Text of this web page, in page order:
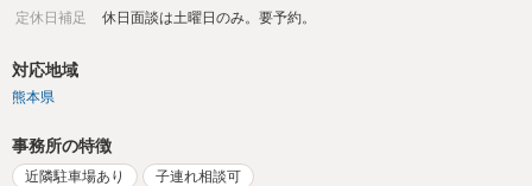
定休日補足
休日面談は土曜日のみ。要予約。
対応地域
熊本県
事務所の特徴
近隣駐車場あり 子連れ相談可